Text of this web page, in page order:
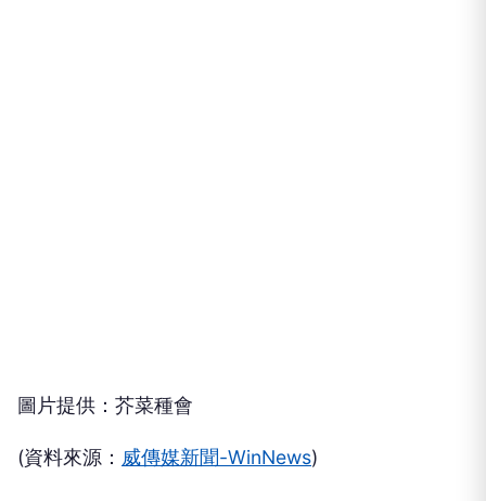
圖片提供：芥菜種會
(資料來源： 威傳媒新聞-WinNews)